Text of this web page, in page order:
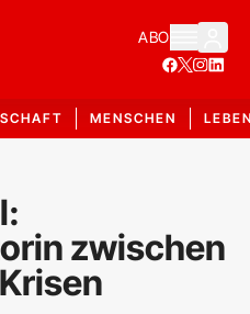
ABO
MENSCHEN
zwischen